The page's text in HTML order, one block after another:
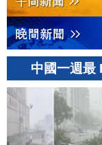
中國一週最